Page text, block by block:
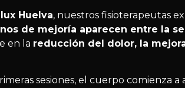
Huelva, nuestros fisioterapeutas
de mejoría aparecen entre la
en la reducción del dolor, la
sesiones, el cuerpo comienza